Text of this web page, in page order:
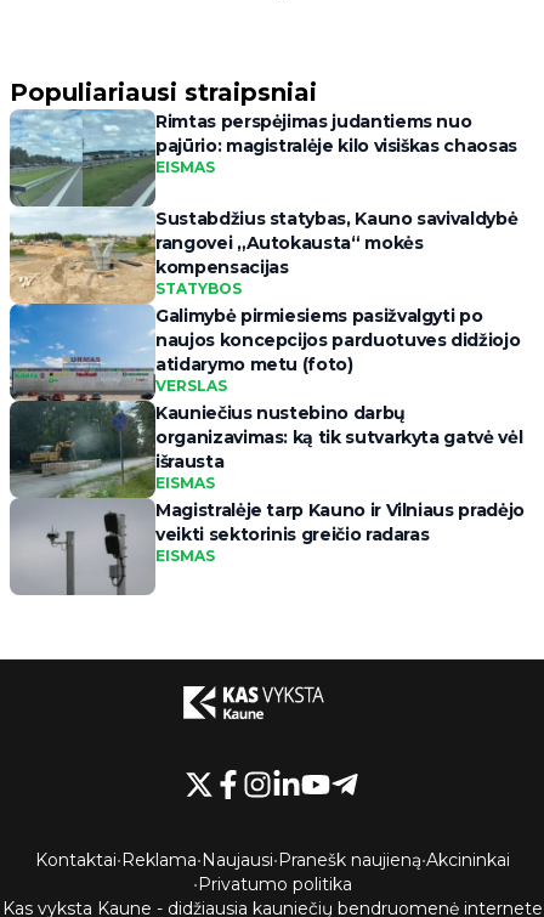
Populiariausi straipsniai
Rimtas perspėjimas judantiems nuo
pajūrio: magistralėje kilo visiškas chaosas
EISMAS
Sustabdžius statybas, Kauno savivaldybė
rangovei „Autokausta“ mokės
kompensacijas
STATYBOS
Galimybė pirmiesiems pasižvalgyti po
naujos koncepcijos parduotuves didžiojo
atidarymo metu (foto)
VERSLAS
Kauniečius nustebino darbų
organizavimas: ką tik sutvarkyta gatvė vėl
išrausta
EISMAS
Magistralėje tarp Kauno ir Vilniaus pradėjo
veikti sektorinis greičio radaras
EISMAS
Kontaktai•Reklama•Naujausi•Pranešk naujieną•Akcininkai
•Privatumo politika
Kas vyksta Kaune - didžiausia kauniečių bendruomenė internete